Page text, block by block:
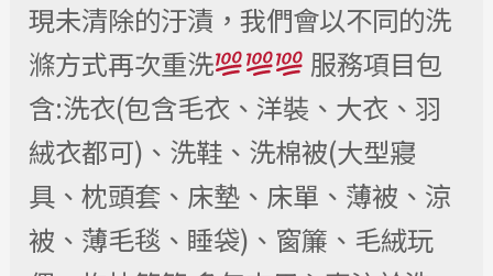
現未清除的汙漬，我們會以不同的洗
滌方式再次重洗
服務項目包
含:洗衣(包含毛衣、洋裝、大衣、羽
絨衣都可)、洗鞋、洗棉被(大型寢
具、枕頭套、床墊、床單、薄被、涼
被、薄毛毯、睡袋)、窗簾、毛絨玩